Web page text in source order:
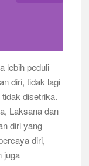
lebih peduli
diri, tidak lagi
disetrika.
Laksana dan
diri yang
diri,
juga